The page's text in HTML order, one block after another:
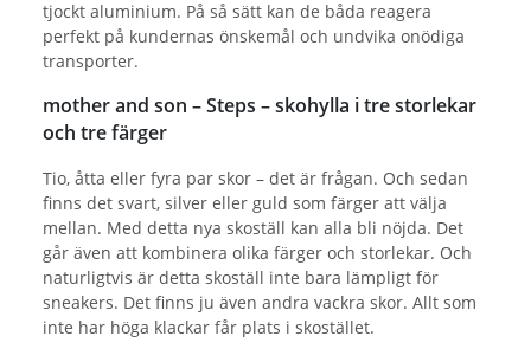
tjockt aluminium. På så sätt kan de båda reagera
perfekt på kundernas önskemål och undvika onödiga
transporter.
mother and son – Steps – skohylla i tre storlekar
och tre färger
Tio, åtta eller fyra par skor – det är frågan. Och sedan
finns det svart, silver eller guld som färger att välja
mellan. Med detta nya skoställ kan alla bli nöjda. Det
går även att kombinera olika färger och storlekar. Och
naturligtvis är detta skoställ inte bara lämpligt för
sneakers. Det finns ju även andra vackra skor. Allt som
inte har höga klackar får plats i skostället.